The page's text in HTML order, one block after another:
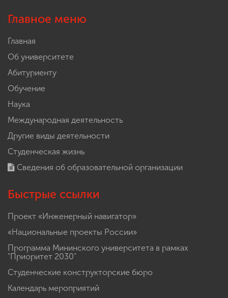
Главное меню
Главная
Об университете
Абитуриенту
Обучение
Наука
Международная деятельность
Другие виды деятельности
Студенческая жизнь
Сведения об образовательной организации
Быстрые ссылки
Проект «Инженерный навигатор»
«Национальные проекты России»
Программа Мининского университета в рамках
"Приоритет 2030"
Студенческие конструкторские бюро
Календарь мероприятий